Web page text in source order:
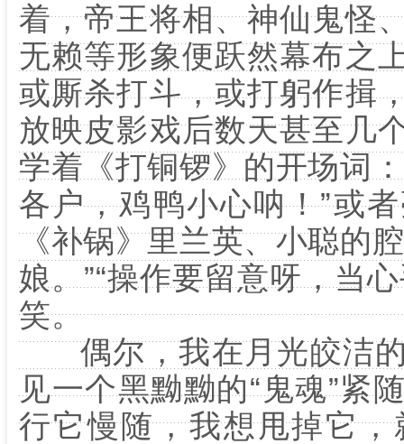
着，帝王将相、神仙鬼怪
无赖等形象便跃然幕布之
或厮杀打斗，或打躬作揖
放映皮影戏后数天甚至几
学着《打铜锣》的开场词
各户，鸡鸭小心呐！”或
《补锅》里兰英、小聪的
娘。”“操作要留意呀，当
笑。
偶尔，我在月光皎洁的
见一个黑黝黝的“鬼魂”紧
行它慢随，我想甩掉它